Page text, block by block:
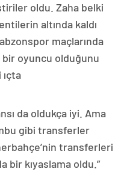
oldu. Zaha belki
altında kaldı
maçlarında
bir oyuncu olduğunu
da oldukça iyi. Ama
gibi transferler
transferleri
bir kıyaslama oldu.”